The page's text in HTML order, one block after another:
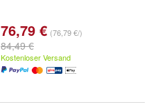
76,79 € (76,79 €/)
84,49 €
Kostenloser Versand